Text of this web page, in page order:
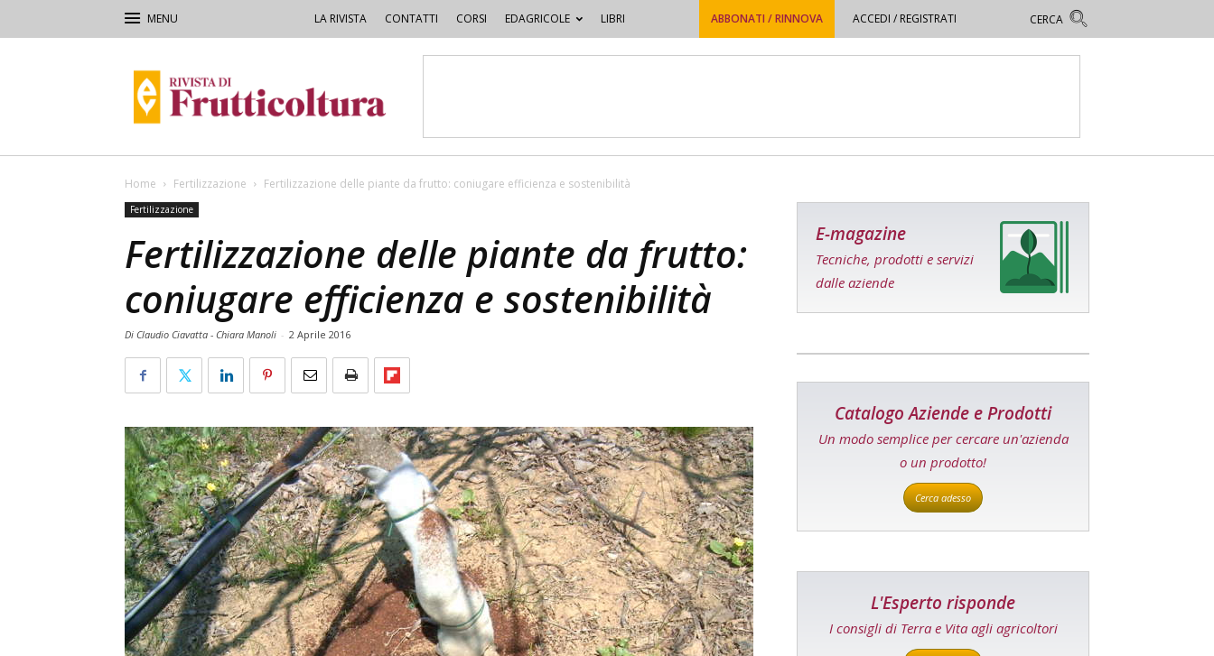
LA RIVISTA CONTATTI CORSI EDAGRICOLE LIBRI ABBONATI / RINNOVA ACCEDI / REGISTRATI
di
Frutticoltura
Home Fertilizzazione Fertilizzazione delle piante da frutto: coniugare efficienza e sostenibilità
Fertilizzazione
Fertilizzazione delle piante da frutto:
coniugare efficienza e sostenibilità
Di Claudio Ciavatta - Chiara Manoli - 2 Aprile 2016
E-magazine
Tecniche, prodotti e servizi
dalle aziende
Catalogo Aziende e Prodotti
Un modo semplice per cercare un'azienda
o un prodotto!
Cerca adesso
L'Esperto risponde
I consigli di Terra e Vita agli agricoltori